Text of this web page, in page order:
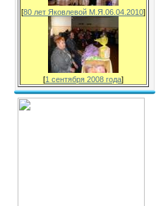
[80 лет Яковлевой М.Я.06.04.2010]
[1 сентября 2008 года]